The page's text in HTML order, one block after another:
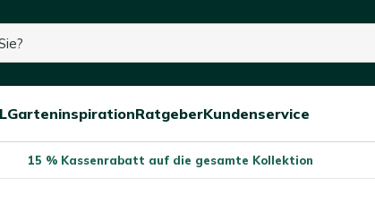
Menü
Garteninspiration
Menü
Ratgeber
Menü
Kundenservice
15 % Kassenrabatt auf die gesamte Kollektion